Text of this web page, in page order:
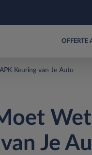
OFFERTE
Keuring van Je Auto
Je